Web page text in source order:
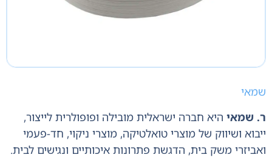
שמאי
ר. שמאי היא חברה ישראלית מובילה ופופולרית לייצור,
ייבוא ושיווק של מוצרי טואלטיקה, מוצרי ניקוי, חד-פעמי
ואביזרי משק בית, הדגשת פתרונות איכותיים ונגישים לבית.